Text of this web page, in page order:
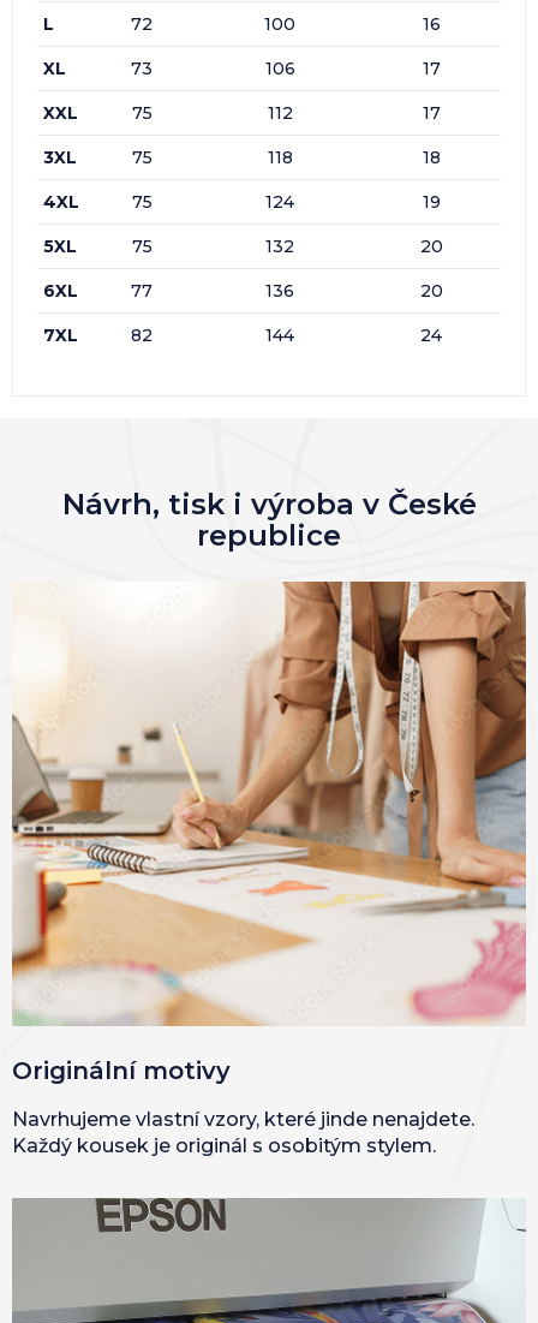
L 72 100 16
XL 73 106 17
XXL 75 112 17
3XL 75 118 18
4XL 75 124 19
5XL 75 132 20
6XL 77 136 20
7XL 82 144 24
Návrh, tisk i výroba v České
republice
Originální motivy
Navrhujeme vlastní vzory, které jinde nenajdete.
Každý kousek je originál s osobitým stylem.